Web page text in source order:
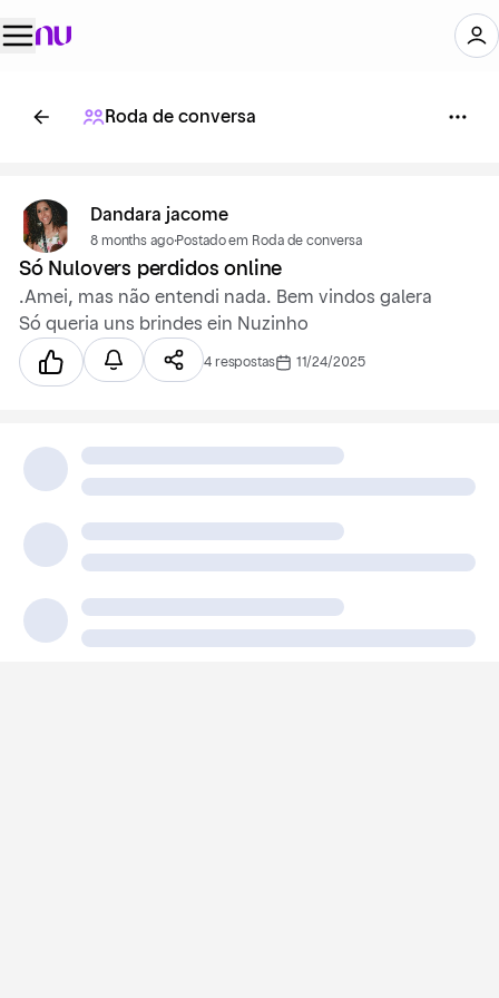
Roda de conversa
Dandara jacome
8 months ago·Postado em Roda de conversa
Só Nulovers perdidos online
.Amei, mas não entendi nada. Bem vindos galera
Só queria uns brindes ein Nuzinho
4 respostas 11/24/2025